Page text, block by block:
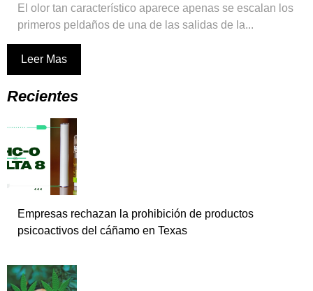
El olor tan característico aparece apenas se escalan los
primeros peldaños de una de las salidas de la...
Leer Mas
Recientes
Empresas rechazan la prohibición de productos
psicoactivos del cáñamo en Texas